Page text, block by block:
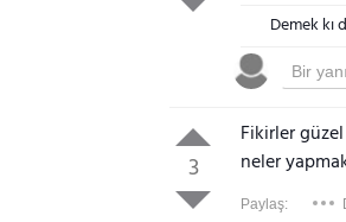
Demek
3
Fikirler
neler
Paylaş: